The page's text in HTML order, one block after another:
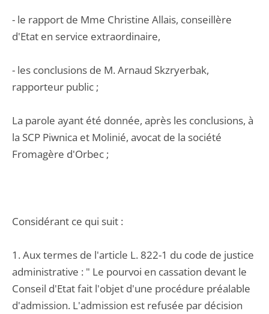
- le rapport de Mme Christine Allais, conseillère
d'Etat en service extraordinaire,
- les conclusions de M. Arnaud Skzryerbak,
rapporteur public ;
La parole ayant été donnée, après les conclusions, à
la SCP Piwnica et Molinié, avocat de la société
Fromagère d'Orbec ;
Considérant ce qui suit :
1. Aux termes de l'article L. 822-1 du code de justice
administrative : " Le pourvoi en cassation devant le
Conseil d'Etat fait l'objet d'une procédure préalable
d'admission. L'admission est refusée par décision